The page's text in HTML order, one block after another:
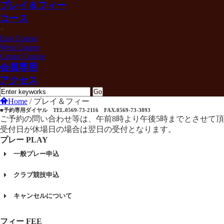
プレイ＆フィー
コース
+
East Course
West Course
Center Course
会員専用
アクセス
Home / プレイ＆フィー
■予約専用ダイヤル TEL.0569-73-2116 FAX.0569-73-3893
ご予約の問い合わせ等は、午前8時より午後5時までとさせて頂
受付日が休場日の場合は翌日の受付となります。
プレー PLAY
一般プレー申込
クラブ競技申込
キャンセルについて
フィー FEE